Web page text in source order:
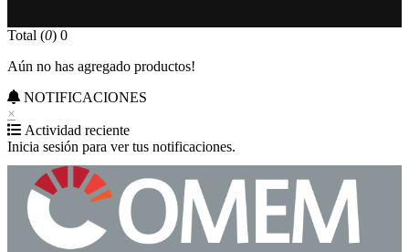
Total (0) 0
Aún no has agregado productos!
NOTIFICACIONES
×
Actividad reciente
Inicia sesión para ver tus notificaciones.